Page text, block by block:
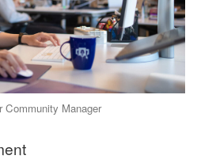
Community Manager